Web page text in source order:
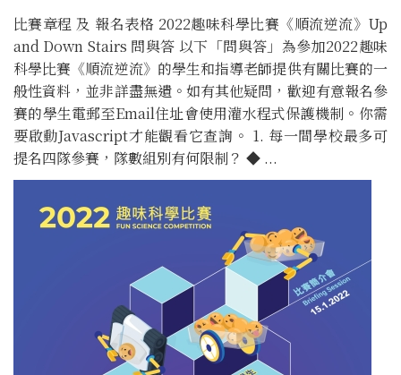
比賽章程 及 報名表格 2022趣味科學比賽《順流逆流》Up
and Down Stairs 問與答 以下「問與答」為參加2022趣味
科學比賽《順流逆流》的學生和指導老師提供有關比賽的一
般性資料，並非詳盡無遺。如有其他疑問，歡迎有意報名參
賽的學生電郵至Email住址會使用灌水程式保護機制。你需
要啟動Javascript才能觀看它查詢。 1. 每一間學校最多可
提名四隊參賽，隊數組別有何限制？ ◆ ...